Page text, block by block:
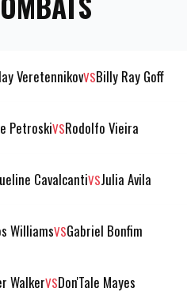
VeretennikovVSBilly Ray Goff
PetroskiVSRodolfo Vieira
CavalcantiVSJulia Avila
WilliamsVSGabriel Bonfim
WalkerVSDon'Tale Mayes